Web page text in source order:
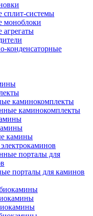
сплит-системы
моноблоки
агрегаты
конденсаторные
каминокомплекты
каминокомплекты
камины
порталы для
порталы для каминов